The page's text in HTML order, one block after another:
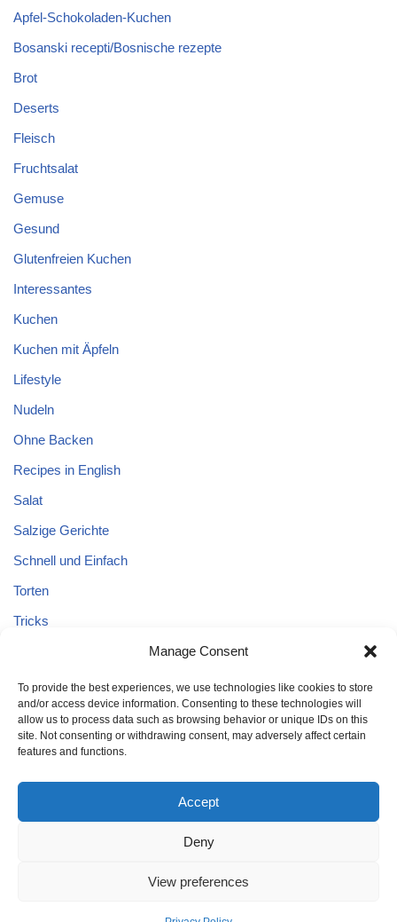
Manage Consent
To provide the best experiences, we use technologies like cookies to store
and/or access device information. Consenting to these technologies will
allow us to process data such as browsing behavior or unique IDs on this
site. Not consenting or withdrawing consent, may adversely affect certain
features and functions.
Accept
Deny
View preferences
Apfel-Schokoladen-Kuchen
Bosanski recepti/Bosnische rezepte
Brot
Deserts
Fleisch
Fruchtsalat
Gemuse
Gesund
Glutenfreien Kuchen
Interessantes
Kuchen
Kuchen mit Äpfeln
Lifestyle
Nudeln
Ohne Backen
Recipes in English
Salat
Salzige Gerichte
Schnell und Einfach
Torten
Tricks
Uncategorized
Vegane Kuchen
Schnell und Einfach
Gesund